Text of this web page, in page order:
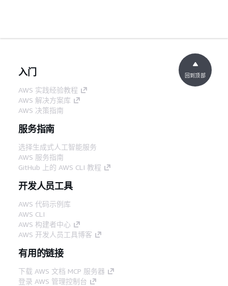
入门
AWS 实践经验教程
AWS 解决方案库
AWS 决策指南
服务指南
选择生成式人工智能服务
AWS 服务指南
GitHub 上的 AWS CLI 教程
开发人员工具
AWS 代码示例库
AWS CLI
AWS 构建者中心
AWS 开发人员工具博客
有用的链接
下载 AWS 文档 MCP 服务器
登录 AWS 管理控制台
回到顶部